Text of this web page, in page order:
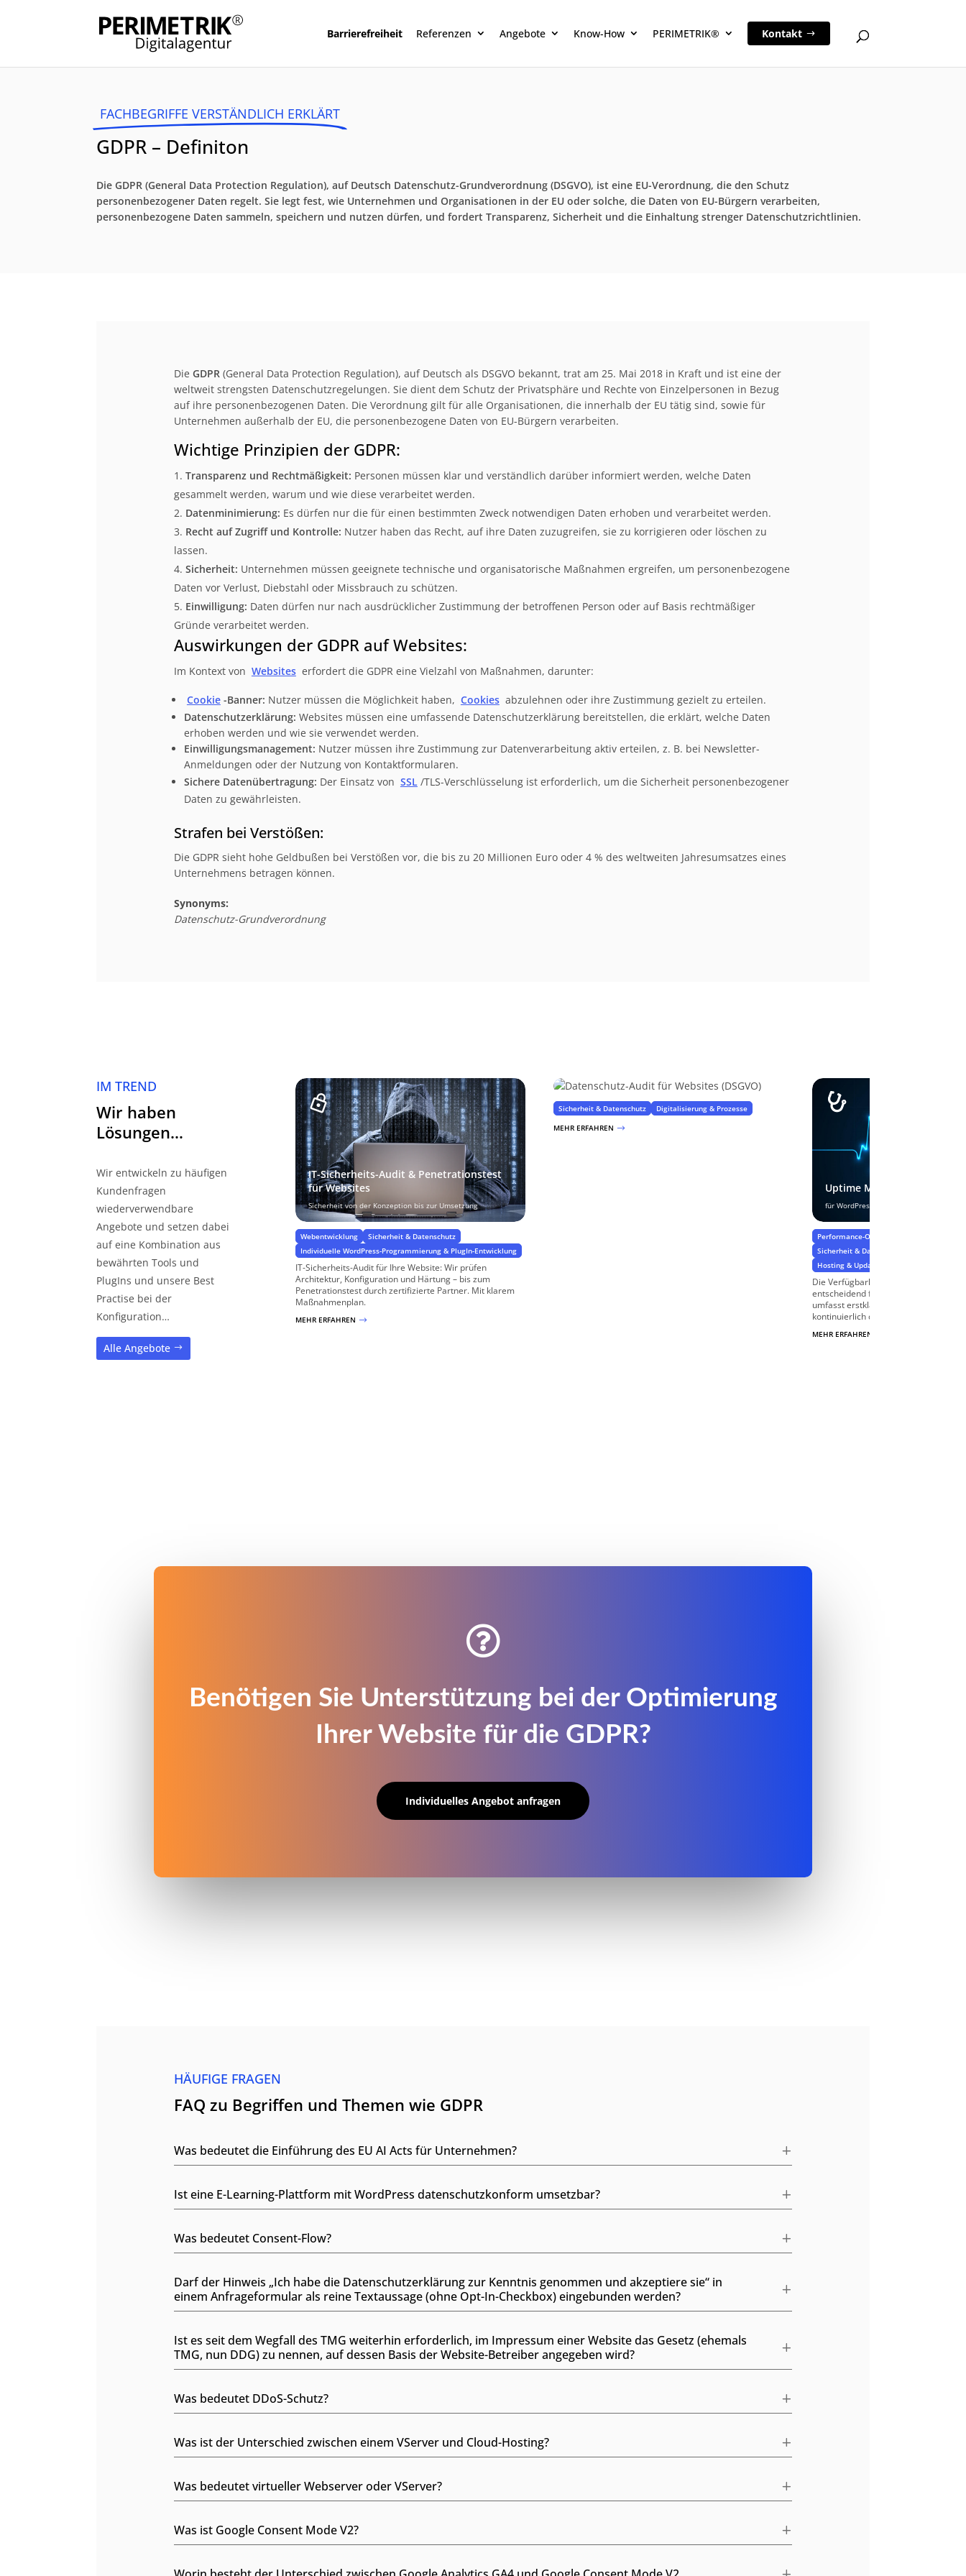
Barrierefreiheit Referenzen Angebote Know-How PERIMETRIK® Kontakt
FACHBEGRIFFE VERSTÄNDLICH ERKLÄRT
GDPR – Definiton
Die GDPR (General Data Protection Regulation), auf Deutsch Datenschutz-Grundverordnung (DSGVO), ist eine EU-Verordnung, die den Schutz
personenbezogener Daten regelt. Sie legt fest, wie Unternehmen und Organisationen in der EU oder solche, die Daten von EU-Bürgern verarbeiten,
personenbezogene Daten sammeln, speichern und nutzen dürfen, und fordert Transparenz, Sicherheit und die Einhaltung strenger Datenschutzrichtlinien.
Die GDPR(General Data Protection Regulation), auf Deutsch als DSGVO bekannt, trat am 25. Mai 2018 in Kraft und ist eine der
weltweit strengsten Datenschutzregelungen. Sie dient dem Schutz der Privatsphäre und Rechte von Einzelpersonen in Bezug
auf ihre personenbezogenen Daten. Die Verordnung gilt für alle Organisationen, die innerhalb der EU tätig sind, sowie für
Unternehmen außerhalb der EU, die personenbezogene Daten von EU-Bürgern verarbeiten.
Wichtige Prinzipien der GDPR:
Transparenz und Rechtmäßigkeit: Personen müssen klar und verständlich darüber informiert werden, welche Daten
gesammelt werden, warum und wie diese verarbeitet werden.
Datenminimierung: Es dürfen nur die für einen bestimmten Zweck notwendigen Daten erhoben und verarbeitet werden.
Recht auf Zugriff und Kontrolle: Nutzer haben das Recht, auf ihre Daten zuzugreifen, sie zu korrigieren oder löschen zu
lassen.
Sicherheit: Unternehmen müssen geeignete technische und organisatorische Maßnahmen ergreifen, um personenbezogene
Daten vor Verlust, Diebstahl oder Missbrauch zu schützen.
Einwilligung: Daten dürfen nur nach ausdrücklicher Zustimmung der betroffenen Person oder auf Basis rechtmäßiger
Gründe verarbeitet werden.
Auswirkungen der GDPR auf Websites:
Im Kontext von Websites erfordert die GDPR eine Vielzahl von Maßnahmen, darunter:
Cookie -Banner: Nutzer müssen die Möglichkeit haben, Cookies abzulehnen oder ihre Zustimmung gezielt zu erteilen.
Datenschutzerklärung: Websites müssen eine umfassende Datenschutzerklärung bereitstellen, die erklärt, welche Daten
erhoben werden und wie sie verwendet werden.
Einwilligungsmanagement: Nutzer müssen ihre Zustimmung zur Datenverarbeitung aktiv erteilen, z. B. bei Newsletter-
Anmeldungen oder der Nutzung von Kontaktformularen.
Sichere Datenübertragung: Der Einsatz von SSL /TLS-Verschlüsselung ist erforderlich, um die Sicherheit personenbezogener
Daten zu gewährleisten.
Strafen bei Verstößen:
Die GDPR sieht hohe Geldbußen bei Verstößen vor, die bis zu 20 Millionen Euro oder 4 % des weltweiten Jahresumsatzes eines
Unternehmens betragen können.
Synonyms:
Datenschutz-Grundverordnung
IM TREND
Wir haben
Lösungen…
Wir entwickeln zu häufigen
Kundenfragen
wiederverwendbare
Angebote und setzen dabei
auf eine Kombination aus
bewährten Tools und
PlugIns und unsere Best
Practise bei der
Konfiguration…
Alle Angebote
IT-Sicherheits-Audit & Penetrationstest
für Websites
Sicherheit von der Konzeption bis zur Umsetzung
Webentwicklung
Sicherheit & Datenschutz
Individuelle WordPress-Programmierung & PlugIn-Entwicklung
IT-Sicherheits-Audit für Ihre Website: Wir prüfen
Architektur, Konfiguration und Härtung – bis zum
Penetrationstest durch zertifizierte Partner. Mit klarem
Maßnahmenplan.
MEHR ERFAHREN $
Sicherheit & Datenschutz
Digitalisierung & Prozesse
MEHR ERFAHREN $
Uptime Monitoring
für WordPress-Websites
Performance-Optimierung & Ladezeiten
Sicherheit & Datenschutz
Hosting & Updates, BackUps &
Die Verfügbarkeit von WordPress-
entscheidend für den Online-Erfolg.
umfasst erstklassige Uptime-
kontinuierlich den Status Ihrer
MEHR ERFAHREN

Benötigen Sie Unterstützung bei der Optimierung
Ihrer Website für die GDPR?
Individuelles Angebot anfragen
HÄUFIGE FRAGEN
FAQ zu Begriffen und Themen wie GDPR
Was bedeutet die Einführung des EU AI Acts für Unternehmen?
Ist eine E-Learning-Plattform mit WordPress datenschutzkonform umsetzbar?
Was bedeutet Consent-Flow?
Darf der Hinweis „Ich habe die Datenschutzerklärung zur Kenntnis genommen und akzeptiere sie“ in
einem Anfrageformular als reine Textaussage (ohne Opt-In-Checkbox) eingebunden werden?
Ist es seit dem Wegfall des TMG weiterhin erforderlich, im Impressum einer Website das Gesetz (ehemals
TMG, nun DDG) zu nennen, auf dessen Basis der Website-Betreiber angegeben wird?
Was bedeutet DDoS-Schutz?
Was ist der Unterschied zwischen einem VServer und Cloud-Hosting?
Was bedeutet virtueller Webserver oder VServer?
Was ist Google Consent Mode V2?